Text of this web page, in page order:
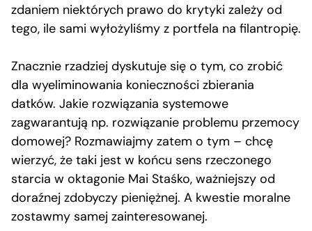
zdaniem niektórych prawo do krytyki zależy od
tego, ile sami wyłożyliśmy z portfela na filantropię.
Znacznie rzadziej dyskutuje się o tym, co zrobić
dla wyeliminowania konieczności zbierania
datków. Jakie rozwiązania systemowe
zagwarantują np. rozwiązanie problemu przemocy
domowej? Rozmawiajmy zatem o tym – chcę
wierzyć, że taki jest w końcu sens rzeczonego
starcia w oktagonie Mai Staśko, ważniejszy od
doraźnej zdobyczy pieniężnej. A kwestie moralne
zostawmy samej zainteresowanej.